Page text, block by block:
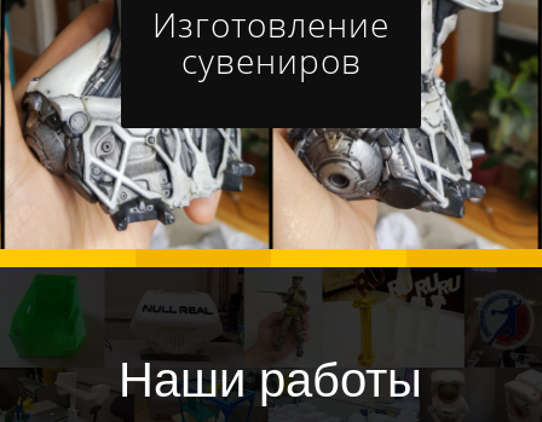
Изготовление
сувениров
Наши работы